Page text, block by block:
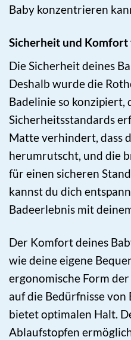
Baby konzentrieren
Sicherheit und Komfort
Die Sicherheit deines
Deshalb wurde die
Badelinie so konzipiert,
Sicherheitsstandards
Matte verhindert, dass
herumrutscht, und die
für einen sicheren
kannst du dich
Badeerlebnis mit
Der Komfort deines
wie deine eigene
ergonomische Form
auf die Bedürfnisse von
bietet optimalen Halt.
Ablaufstopfen